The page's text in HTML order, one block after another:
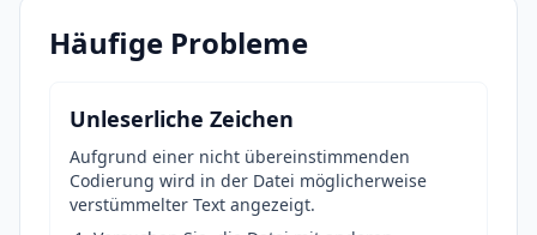
Häufige Probleme
Unleserliche Zeichen
Aufgrund einer nicht übereinstimmenden
Codierung wird in der Datei möglicherweise
verstümmelter Text angezeigt.